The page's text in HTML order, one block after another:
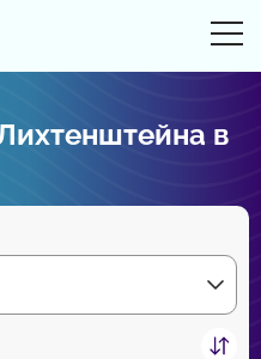
Android и iPhone:
в